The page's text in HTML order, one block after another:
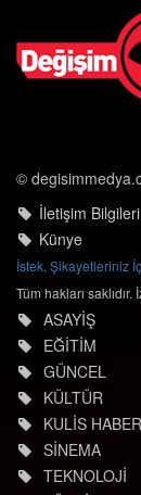
©
İletişim Bilgileri
Künye
İstek, Şikayetleriniz
Tüm hakları
ASAYİŞ
EĞİTİM
GÜNCEL
KÜLTÜR
KULİS HABER
SİNEMA
TEKNOLOJİ